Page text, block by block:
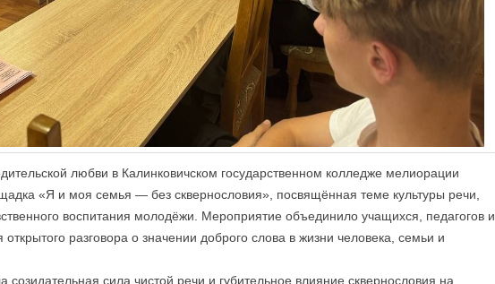
любви в Калинковичском государственном колледже мелиорации
«Я и моя семья — без сквернословия», посвящённая теме культуры речи,
воспитания молодёжи. Мероприятие объединило учащихся, педагогов и
разговора о значении доброго слова в жизни человека, семьи и
созидательная сила чистой речи и губительное влияние сквернословия на